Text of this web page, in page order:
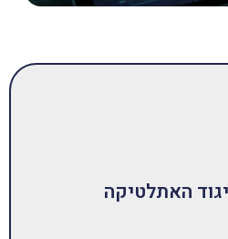
האתלטיקה